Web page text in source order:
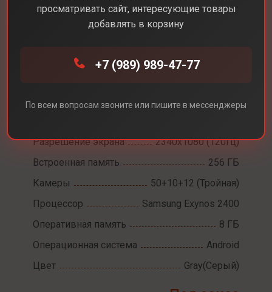
Смартфоны Samsung Galaxy S24
Разрешение экрана
2340x1080 (120Гц)
Встроенная память
256 ГБ
Камеры
50+10+12 (Тройная)
Процессор
Samsung Exynos 2400
Оперативная память
8 ГБ
Операционная система
Android
Цвет
Gray(Серый)
просматривать сайт, интересующие товары
добавлять в корзину
+7 (989) 989-47-77
По всем вопросам звоните или пишите в мессенджеры